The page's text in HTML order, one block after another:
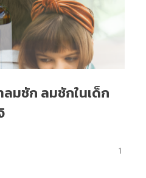
มชัก ลมชักในเด็ก
1